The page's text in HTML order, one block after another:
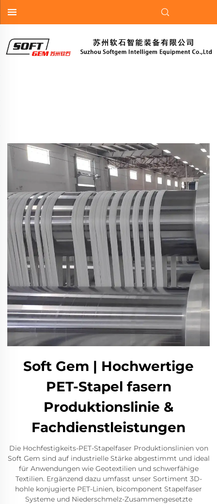
Soft Gem | Hochwertige
PET-Stapel fasern
Produktionslinie &
Fachdienstleistungen
Die Hochfestigkeits-PET-Stapelfaser Produktionslinien von
Soft Gem sind auf industrielle Stärke abgestimmt und ideal
für Anwendungen wie Geotextilien und schwerfähige
Textilien. Ergänzend dazu umfasst unser Sortiment 3D-
hohle konjugierte PET-Linien, bicomponent Stapelfaser
Systeme und Niederschmelz-Zusammengesetzte